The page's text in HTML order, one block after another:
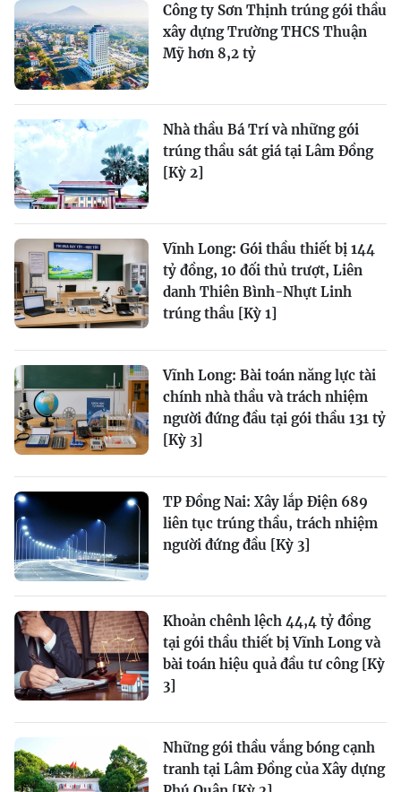
Công ty Sơn Thịnh trúng gói thầu
xây dựng Trường THCS Thuận
Mỹ hơn 8,2 tỷ
Nhà thầu Bá Trí và những gói
trúng thầu sát giá tại Lâm Đồng
[Kỳ 2]
Vĩnh Long: Gói thầu thiết bị 144
tỷ đồng, 10 đối thủ trượt, Liên
danh Thiên Bình-Nhựt Linh
trúng thầu [Kỳ 1]
Vĩnh Long: Bài toán năng lực tài
chính nhà thầu và trách nhiệm
người đứng đầu tại gói thầu 131 tỷ
[Kỳ 3]
TP Đồng Nai: Xây lắp Điện 689
liên tục trúng thầu, trách nhiệm
người đứng đầu [Kỳ 3]
Khoản chênh lệch 44,4 tỷ đồng
tại gói thầu thiết bị Vĩnh Long và
bài toán hiệu quả đầu tư công [Kỳ
3]
Những gói thầu vắng bóng cạnh
tranh tại Lâm Đồng của Xây dựng